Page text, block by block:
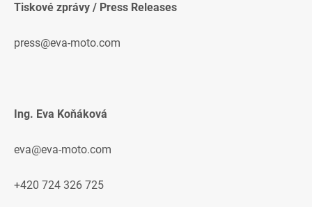
Tiskové zprávy / Press Releases
press@eva-moto.com
Ing. Eva Koňáková
eva@eva-moto.com
+420 724 326 725